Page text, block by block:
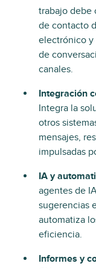
trabajo debe
de contacto
electrónico y
de
canales.
Integración
Integra la
otros
mensajes,
impulsadas
IA y
agentes de
sugerencias
automatiza
eficiencia.
Informes y